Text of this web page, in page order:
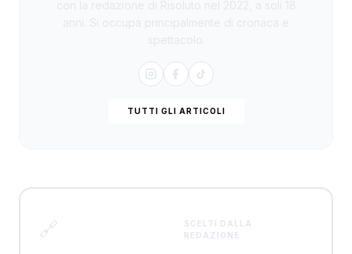
TUTTI GLI ARTICOLI
🔗
SCELTI DALLA
REDAZIONE